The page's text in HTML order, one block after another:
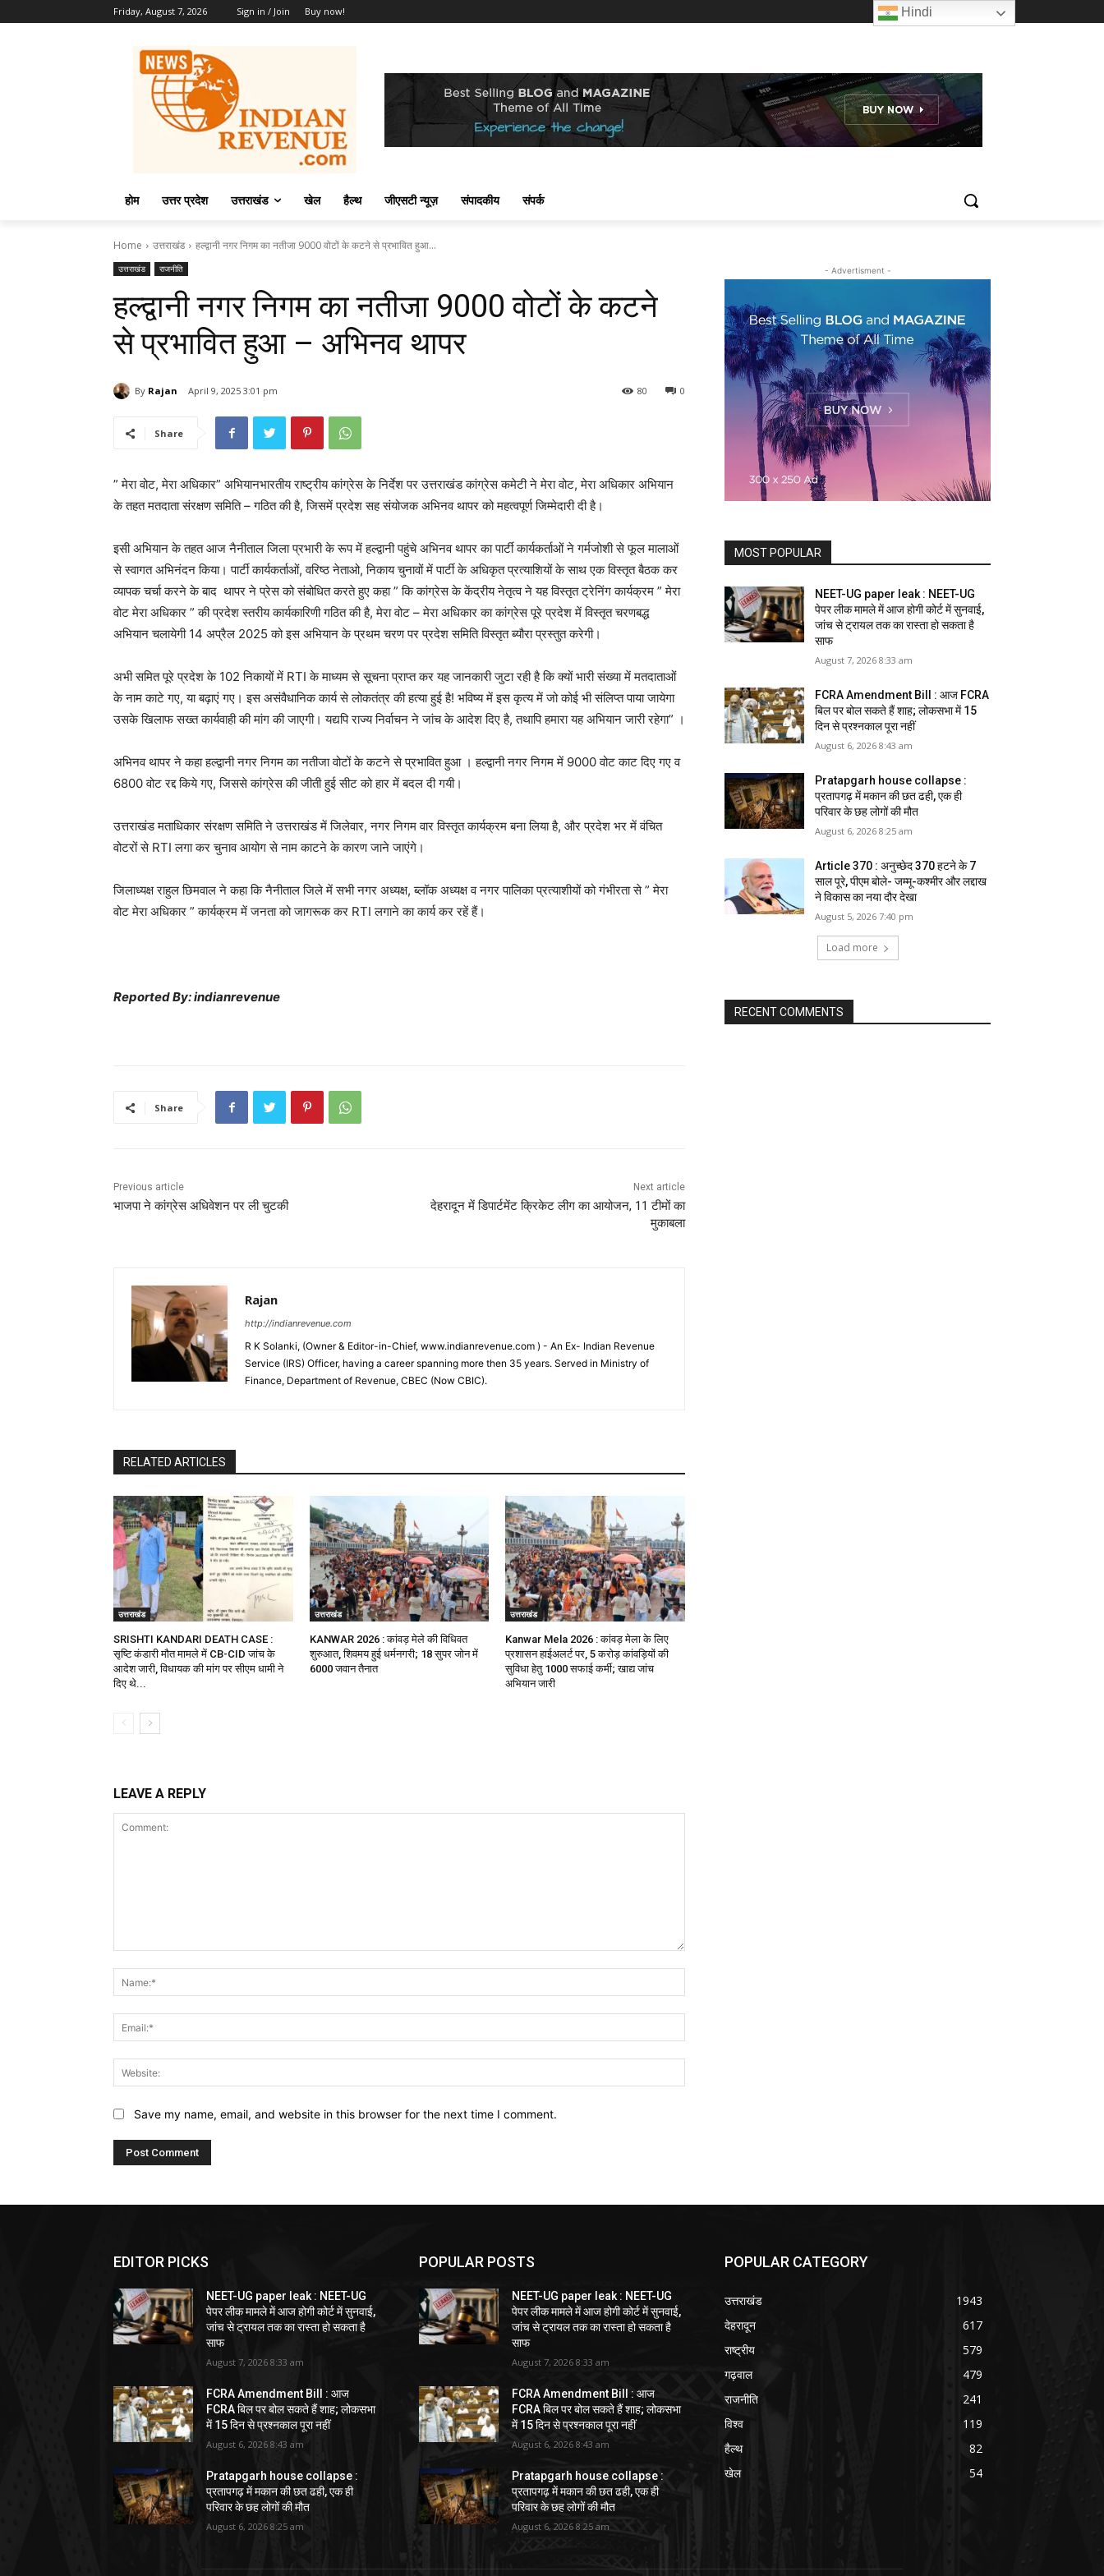
Friday, August 7, 2026 Sign in / Join Buy now!
होम उत्तर प्रदेश उत्तराखंड खेल हैल्थ जीएसटी न्यूज़ संपादकीय संपर्क
Home उत्तराखंड हल्द्वानी नगर निगम का नतीजा 9000 वोटों के कटने से प्रभावित हुआ...
उत्तराखंड राजनीति
हल्द्वानी नगर निगम का नतीजा 9000 वोटों के कटने
से प्रभावित हुआ – अभिनव थापर
By Rajan April 9, 2025 3:01 pm 0
80
Share
” मेरा वोट, मेरा अधिकार” अभियानभारतीय राष्ट्रीय कांग्रेस के निर्देश पर उत्तराखंड कांग्रेस कमेटी ने मेरा वोट, मेरा अधिकार अभियान
के तहत मतदाता संरक्षण समिति – गठित की है, जिसमें प्रदेश सह संयोजक अभिनव थापर को महत्वपूर्ण जिम्मेदारी दी है।
इसी अभियान के तहत आज नैनीताल जिला प्रभारी के रूप में हल्द्वानी पहुंचे अभिनव थापर का पार्टी कार्यकर्ताओं ने गर्मजोशी से फूल मालाओं
से स्वागत अभिनंदन किया। पार्टी कार्यकर्ताओं, वरिष्ठ नेताओ, निकाय चुनावों में पार्टी के अधिकृत प्रत्याशियों के साथ एक विस्तृत बैठक कर
व्यापक चर्चा करने के बाद थापर ने प्रेस को संबोधित करते हुए कहा ” कि कांग्रेस के केंद्रीय नेतृत्व ने यह विस्तृत ट्रेनिंग कार्यक्रम ” मेरा
वोट मेरा अधिकार ” की प्रदेश स्तरीय कार्यकारिणी गठित की है, मेरा वोट – मेरा अधिकार का कांग्रेस पूरे प्रदेश में विस्तृत चरणबद्ध
अभियान चलायेगी 14 अप्रैल 2025 को इस अभियान के प्रथम चरण पर प्रदेश समिति विस्तृत ब्यौरा प्रस्तुत करेगी।
अभी समित पूरे प्रदेश के 102 निकायों में RTI के माध्यम से सूचना प्राप्त कर यह जानकारी जुटा रही है कि क्यों भारी संख्या में मतदाताओं
के नाम काटे गए, या बढ़ाएं गए। इस असंवैधानिक कार्य से लोकतंत्र की हत्या हुई है! भविष्य में इस कृत्य में जो कोई भी संलिप्त पाया जायेगा
उसके खिलाफ सख्त कार्यवाही की मांग की जाएगी। यद्यपि राज्य निर्वाचन ने जांच के आदेश दिए है, तथापि हमारा यह अभियान जारी रहेगा” ।
अभिनव थापर ने कहा हल्द्वानी नगर निगम का नतीजा वोटों के कटने से प्रभावित हुआ । हल्द्वानी नगर निगम में 9000 वोट काट दिए गए व
6800 वोट रद्द किये गए, जिससे कांग्रेस की जीती हुई सीट को हार में बदल दी गयी।
उत्तराखंड मताधिकार संरक्षण समिति ने उत्तराखंड में जिलेवार, नगर निगम वार विस्तृत कार्यक्रम बना लिया है, और प्रदेश भर में वंचित
वोटरों से RTI लगा कर चुनाव आयोग से नाम काटने के कारण जाने जाएंगे।
जिलाध्यक्ष राहुल छिमवाल ने कहा कि नैनीताल जिले में सभी नगर अध्यक्ष, ब्लॉक अध्यक्ष व नगर पालिका प्रत्याशीयों को गंभीरता से ” मेरा
वोट मेरा अधिकार ” कार्यक्रम में जनता को जागरूक कर RTI लगाने का कार्य कर रहें हैं।
Reported By: indianrevenue
Share
Previous article
भाजपा ने कांग्रेस अधिवेशन पर ली चुटकी
Next article
देहरादून में डिपार्टमेंट क्रिकेट लीग का आयोजन, 11 टीमों का
मुकाबला
Rajan
http://indianrevenue.com
R K Solanki, (Owner & Editor-in-Chief, www.indianrevenue.com ) - An Ex- Indian Revenue
Service (IRS) Officer, having a career spanning more then 35 years. Served in Ministry of
Finance, Department of Revenue, CBEC (Now CBIC).
RELATED ARTICLES
उत्तराखंड
SRISHTI KANDARI DEATH CASE :
सृष्टि कंडारी मौत मामले में CB-CID जांच के
आदेश जारी, विधायक की मांग पर सीएम धामी ने
दिए थे...
उत्तराखंड
KANWAR 2026 : कांवड़ मेले की विधिवत
शुरुआत, शिवमय हुई धर्मनगरी; 18 सुपर जोन में
6000 जवान तैनात
उत्तराखंड
Kanwar Mela 2026 : कांवड़ मेला के लिए
प्रशासन हाईअलर्ट पर, 5 करोड़ कांवड़ियों की
सुविधा हेतु 1000 सफाई कर्मी; खाद्य जांच
अभियान जारी
LEAVE A REPLY
Save my name, email, and website in this browser for the next time I comment.
- Advertisment -
MOST POPULAR
NEET-UG paper leak : NEET-UG
पेपर लीक मामले में आज होगी कोर्ट में सुनवाई,
जांच से ट्रायल तक का रास्ता हो सकता है
साफ
August 7, 2026 8:33 am
FCRA Amendment Bill : आज FCRA
बिल पर बोल सकते हैं शाह; लोकसभा में 15
दिन से प्रश्नकाल पूरा नहीं
August 6, 2026 8:43 am
Pratapgarh house collapse :
प्रतापगढ़ में मकान की छत ढही, एक ही
परिवार के छह लोगों की मौत
August 6, 2026 8:25 am
Article 370 : अनुच्छेद 370 हटने के 7
साल पूरे, पीएम बोले- जम्मू-कश्मीर और लद्दाख
ने विकास का नया दौर देखा
August 5, 2026 7:40 pm
Load more
RECENT COMMENTS
EDITOR PICKS
NEET-UG paper leak : NEET-UG
पेपर लीक मामले में आज होगी कोर्ट में सुनवाई,
जांच से ट्रायल तक का रास्ता हो सकता है
साफ
August 7, 2026 8:33 am
FCRA Amendment Bill : आज
FCRA बिल पर बोल सकते हैं शाह; लोकसभा
में 15 दिन से प्रश्नकाल पूरा नहीं
August 6, 2026 8:43 am
Pratapgarh house collapse :
प्रतापगढ़ में मकान की छत ढही, एक ही
परिवार के छह लोगों की मौत
August 6, 2026 8:25 am
POPULAR POSTS
NEET-UG paper leak : NEET-UG
पेपर लीक मामले में आज होगी कोर्ट में सुनवाई,
जांच से ट्रायल तक का रास्ता हो सकता है
साफ
August 7, 2026 8:33 am
FCRA Amendment Bill : आज
FCRA बिल पर बोल सकते हैं शाह; लोकसभा
में 15 दिन से प्रश्नकाल पूरा नहीं
August 6, 2026 8:43 am
Pratapgarh house collapse :
प्रतापगढ़ में मकान की छत ढही, एक ही
परिवार के छह लोगों की मौत
August 6, 2026 8:25 am
POPULAR CATEGORY
उत्तराखंड
1943
देहरादून
617
राष्ट्रीय
579
गढ़वाल
479
राजनीति
241
विश्व
119
हैल्थ
82
खेल
54
Hindi